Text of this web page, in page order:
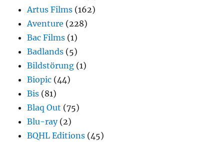
Artus Films (162)
Aventure (228)
Bac Films (1)
Badlands (5)
Bildstörung (1)
Biopic (44)
Bis (81)
Blaq Out (75)
Blu-ray(2)
BQHL Editions (45)